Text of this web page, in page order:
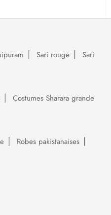
Sari rouge
Sari
Costumes Sharara grande
Robes pakistanaises